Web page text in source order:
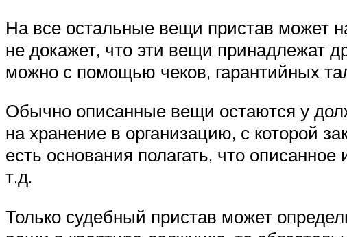
На все остальные вещи пристав может
не докажет, что эти вещи принадлежат
можно с помощью чеков, гарантийных
Обычно описанные вещи остаются у
на хранение в организацию, с которой
есть основания полагать, что
т.д.
Только судебный пристав может